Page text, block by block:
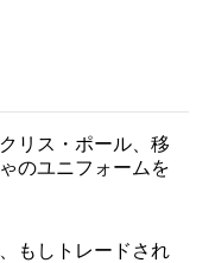
リス・ポール、移
のユニフォームを
もしトレードされ